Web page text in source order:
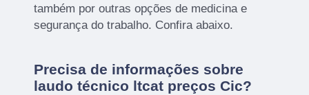
também por outras opções de medicina e
segurança do trabalho. Confira abaixo.
Precisa de informações sobre
laudo técnico ltcat preços Cic?